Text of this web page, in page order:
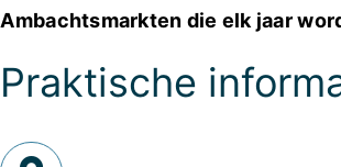
Ambachtsmarkten die elk jaar
Praktische